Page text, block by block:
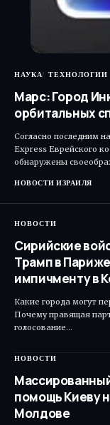
НАУКА ТЕХНОЛОГИИ
Марс: Город
орбитальных
Согласно последним
Express Еврейского
обнаружены
НОВОСТИ ИЗРАИЛЯ
НОВОСТИ
Сирийские
Трамп в
импичменту в
Какие города могут
Почему правящая
голосование…
НОВОСТИ
помощь Киеву
Молдове